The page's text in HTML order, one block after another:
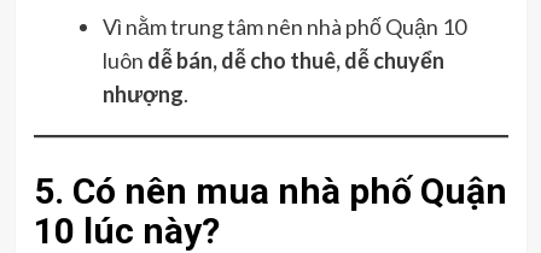
Vì nằm trung tâm nên nhà phố Quận 10
luôn dễ bán, dễ cho thuê, dễ chuyển
nhượng.
5. Có nên mua nhà phố Quận
10 lúc này?